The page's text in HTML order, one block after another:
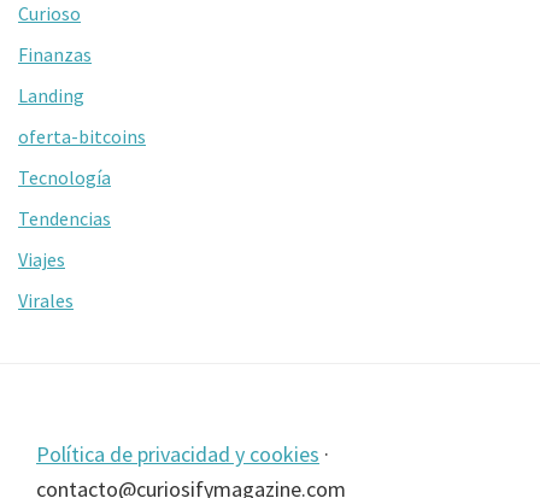
Curioso
Finanzas
Landing
oferta-bitcoins
Tecnología
Tendencias
Viajes
Virales
Footer
Política de privacidad y cookies ·
contacto@curiosifymagazine.com